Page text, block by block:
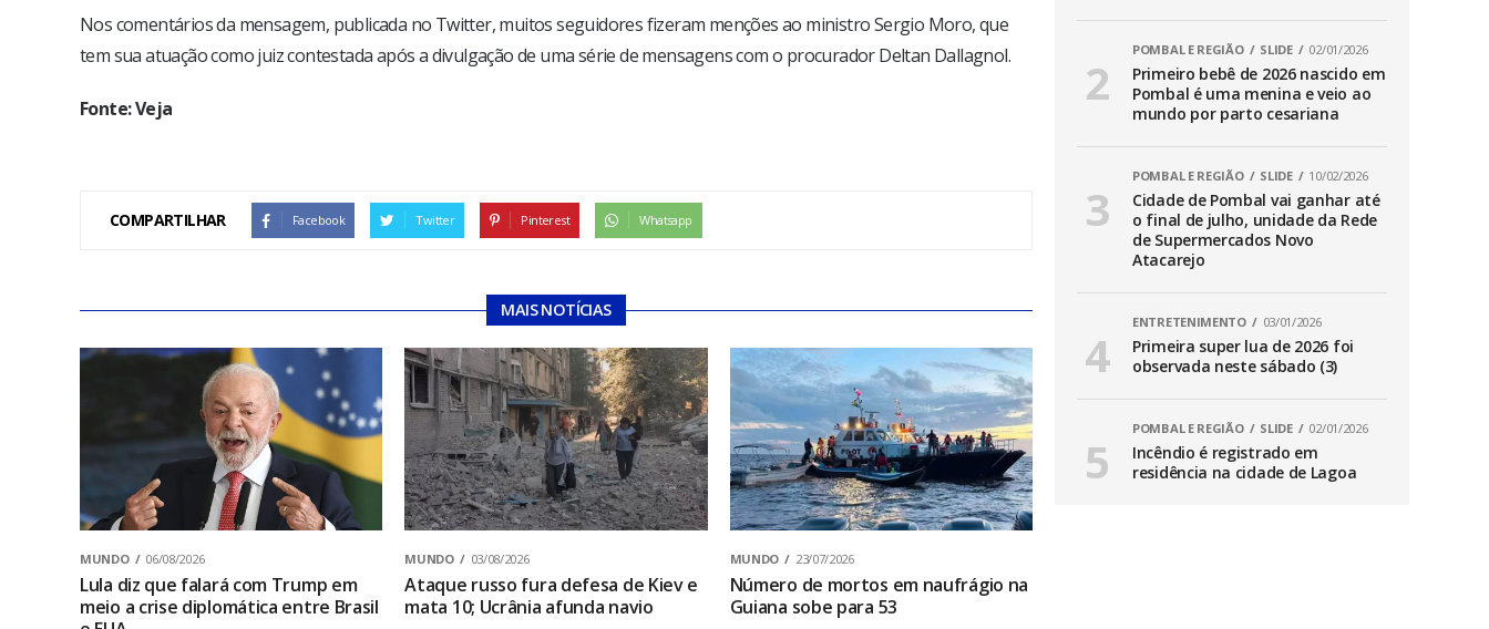
Nos comentários da mensagem, publicada no Twitter, muitos seguidores fizeram menções ao ministro Sergio Moro, que
tem sua atuação como juiz contestada após a divulgação de uma série de mensagens com o procurador Deltan Dallagnol.
Fonte: Veja
COMPARTILHAR Facebook Twitter Pinterest Whatsapp
MAIS NOTÍCIAS
MUNDO 06/08/2026
Lula diz que falará com Trump em
meio a crise diplomática entre Brasil
MUNDO 03/08/2026
Ataque russo fura defesa de Kiev e
mata 10; Ucrânia afunda navio
MUNDO 23/07/2026
Número de mortos em naufrágio na
Guiana sobe para 53
POMBAL E REGIÃO SLIDE 02/01/2026
Primeiro bebê de 2026 nascido em
Pombal é uma menina e veio ao
mundo por parto cesariana
POMBAL E REGIÃO SLIDE 10/02/2026
Cidade de Pombal vai ganhar até
o final de julho, unidade da Rede
de Supermercados Novo
Atacarejo
ENTRETENIMENTO 03/01/2026
Primeira super lua de 2026 foi
observada neste sábado (3)
POMBAL E REGIÃO SLIDE 02/01/2026
Incêndio é registrado em
residência na cidade de Lagoa